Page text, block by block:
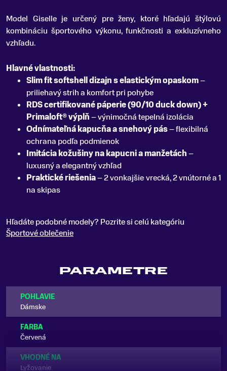
Model Giselle je určený pre ženy, ktoré hľadajú štýlovú
kombináciu športového výkonu, funkčnosti a exkluzívneho
vzhľadu.
Hlavné vlastnosti:
Slim fit softshell dizajn s elastickým opaskom–
priliehavý strih a komfort pri pohybe
RDS certifikované páperie (90/10 duck down) +
Primaloft® výplň– výnimočná tepelná izolácia
Odnímateľná kapucňa a snehový pás– flexibilná
ochrana podľa podmienok
Imitácia kožušiny na kapucni a manžetách–
luxusný a elegantný vzhľad
Praktické riešenia– 2 vonkajšie vrecká, 2 vnútorné a 1
na skipas
Hľadáte podobné modely? Pozrite si celú kategóriu
Športové oblečenie
PARAMETRE
POHLAVIE
Dámske
FARBA
Červená
VHODNÉ NA
Lyžovanie